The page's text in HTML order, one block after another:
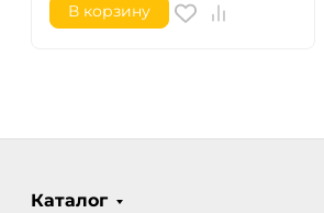
В корзину
Каталог